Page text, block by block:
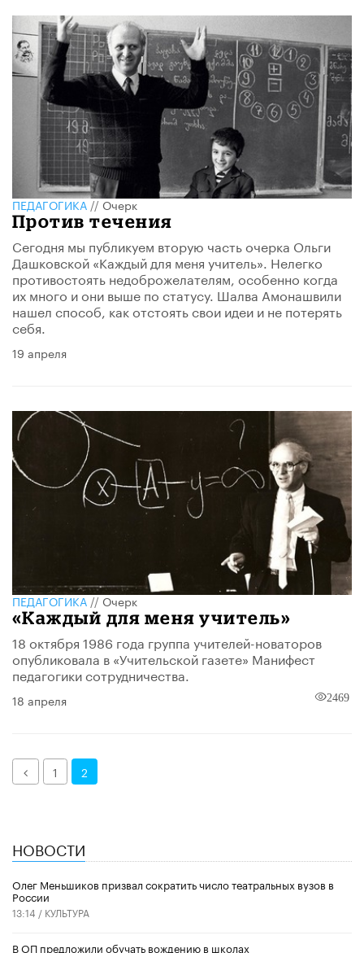
ПЕДАГОГИКА//Очерк
Против течения
Сегодня мы публикуем вторую часть очерка Ольги
Дашковской «Каждый для меня учитель». Нелегко
противостоять недоброжелателям, особенно когда
их много и они выше по статусу. Шалва Амонашвили
нашел способ, как отстоять свои идеи и не потерять
себя.
19 апреля
ПЕДАГОГИКА//Очерк
«Каждый для меня учитель»
18 октября 1986 года группа учителей-новаторов
опубликовала в «Учительской газете» Манифест
педагогики сотрудничества.
18 апреля 2469
Назад1 2
НОВОСТИ
Олег Меньшиков призвал сократить число театральных вузов в
России
13:14 / КУЛЬТУРА
В ОП предложили обучать вождению в школах